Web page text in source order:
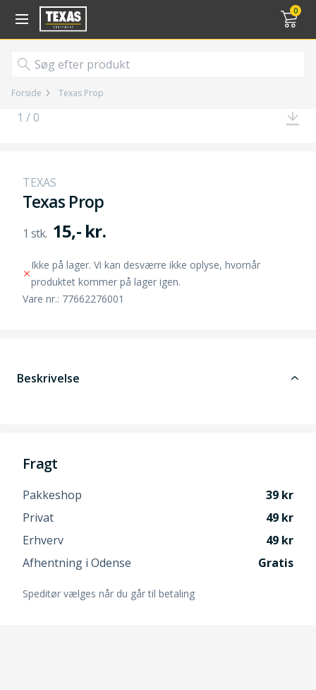
0
Gå til kurv (
Forside Texas Prop
1 / 0
TEXAS
Texas Prop
15,- kr.
Ikke på lager. Vi kan desværre ikke oplyse, hvornår
produktet kommer på lager igen.
Vare nr.: 77662276001
Beskrivelse
Fragt
Pakkeshop
39
Privat
49
Erhverv
49
Afhentning i Odense
Gratis
Speditør vælges når du går til betaling